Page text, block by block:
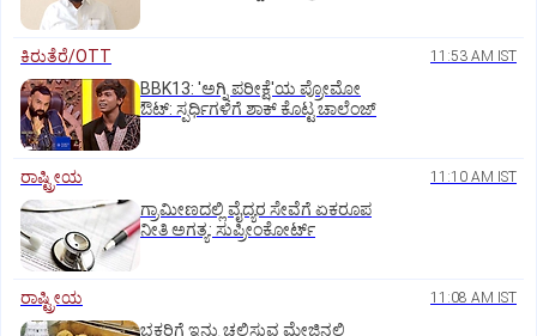
ಕಿರುತೆರೆ/OTT 11:53 AM IST
BBK13: 'ಅಗ್ನಿ ಪರೀಕ್ಷೆ'ಯ ಪ್ರೋಮೋ
ಔಟ್: ಸ್ಪರ್ಧಿಗಳಿಗೆ ಶಾಕ್ ಕೊಟ್ಟ ಚಾಲೆಂಜ್
ರಾಷ್ಟ್ರೀಯ 11:10 AM IST
ಗ್ರಾಮೀಣದಲ್ಲಿ ವೈದ್ಯರ ಸೇವೆಗೆ ಏಕರೂಪ
ನೀತಿ ಅಗತ್ಯ: ಸುಪ್ರೀಂಕೋರ್ಟ್‌
ರಾಷ್ಟ್ರೀಯ 11:08 AM IST
ಭಕ್ತರಿಗೆ ಇನ್ನು ಚಲಿಸುವ ಮೇಜಿನಲ್ಲಿ